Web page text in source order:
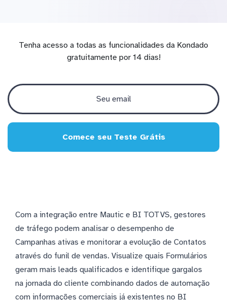
Tenha acesso a todas as funcionalidades da Kondado
gratuitamente por 14 dias!
Comece seu Teste Grátis
Com a integração entre Mautic e BI TOTVS, gestores
de tráfego podem analisar o desempenho de
Campanhas ativas e monitorar a evolução de Contatos
através do funil de vendas. Visualize quais Formulários
geram mais leads qualificados e identifique gargalos
na jornada do cliente combinando dados de automação
com informações comerciais já existentes no BI